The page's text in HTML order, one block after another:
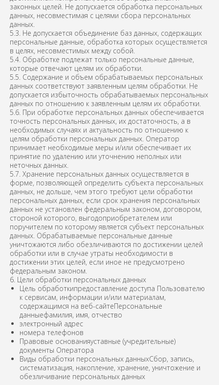
законных целей. Не допускается обработка персональных
данных, несовместимая с целями сбора персональных
данных.
5.3. Не допускается объединение баз данных, содержащих
персональные данные, обработка которых осуществляется
в целях, несовместимых между собой.
5.4. Обработке подлежат только персональные данные,
которые отвечают целям их обработки.
5.5. Содержание и объем обрабатываемых персональных
данных соответствуют заявленным целям обработки. Не
допускается избыточность обрабатываемых персональных
данных по отношению к заявленным целям их обработки.
5.6. При обработке персональных данных обеспечивается
точность персональных данных, их достаточность, а в
необходимых случаях и актуальность по отношению к
целям обработки персональных данных. Оператор
принимает необходимые меры и/или обеспечивает их
принятие по удалению или уточнению неполных или
неточных данных.
5.7. Хранение персональных данных осуществляется в
форме, позволяющей определить субъекта персональных
данных, не дольше, чем этого требуют цели обработки
персональных данных, если срок хранения персональных
данных не установлен федеральным законом, договором,
стороной которого, выгодоприобретателем или
поручителем по которому является субъект персональных
данных. Обрабатываемые персональные данные
уничтожаются либо обезличиваются по достижении целей
обработки или в случае утраты необходимости в
достижении этих целей, если иное не предусмотрено
федеральным законом.
6. Цели обработки персональных данных
Цель обработкипредоставление доступа Пользователю
к сервисам, информации и/или материалам,
содержащимся на веб-сайтеПерсональные
данныефамилия, имя, отчество
электронный адрес
номера телефонов
Правовые основанияуставные (учредительные)
документы Оператора
Виды обработки персональных данныхСбор, запись,
систематизация, накопление, хранение, уничтожение и
обезличивание персональных данных